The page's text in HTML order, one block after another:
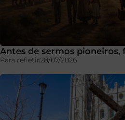
Antes de sermos
Para refletir28/07/2026